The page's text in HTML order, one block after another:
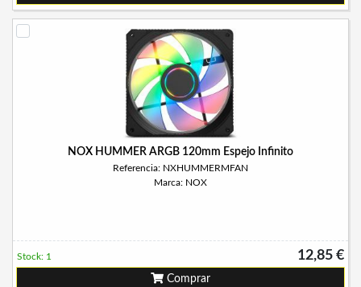
NOX HUMMER ARGB 120mm Espejo Infinito
Referencia: NXHUMMERMFAN
Marca: NOX
12,85 €
Stock: 1
Comprar